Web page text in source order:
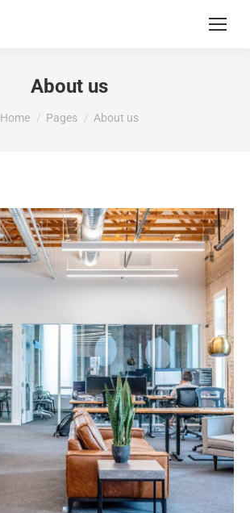
About us
You are here:
Home Pages About us